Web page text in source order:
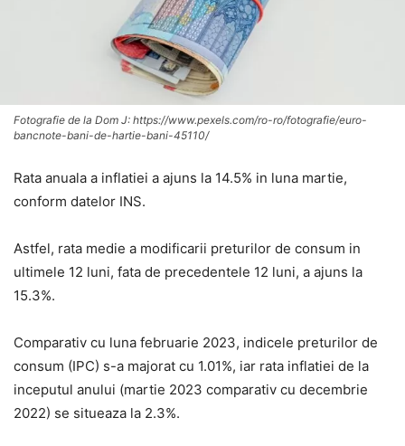
Fotografie de la Dom J: https://www.pexels.com/ro-ro/fotografie/euro-
bancnote-bani-de-hartie-bani-45110/
Rata anuala a inflatiei a ajuns la 14.5% in luna martie,
conform datelor INS.
Astfel, rata medie a modificarii preturilor de consum in
ultimele 12 luni, fata de precedentele 12 luni, a ajuns la
15.3%.
Comparativ cu luna februarie 2023, indicele preturilor de
consum (IPC) s-a majorat cu 1.01%, iar rata inflatiei de la
inceputul anului (martie 2023 comparativ cu decembrie
2022) se situeaza la 2.3%.